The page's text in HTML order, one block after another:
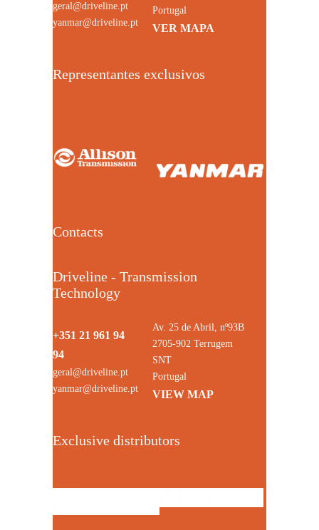
geral@driveline.pt
yanmar@driveline.pt
Portugal
VER MAPA
Representantes exclusivos
Contacts
Driveline - Transmission
Technology
+351 21 961 94
94
geral@driveline.pt
yanmar@driveline.pt
Av. 25 de Abril, nº93B
2705-902 Terrugem
SNT
Portugal
VIEW MAP
Exclusive distributors